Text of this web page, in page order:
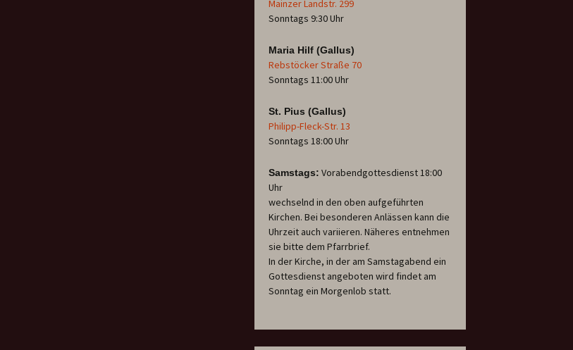
Mainzer Landstr. 299
Sonntags 9:30 Uhr
Maria Hilf (Gallus)
Rebstöcker Straße 70
Sonntags 11:00 Uhr
St. Pius (Gallus)
Philipp-Fleck-Str. 13
Sonntags 18:00 Uhr
Samstags: Vorabendgottesdienst 18:00
Uhr
wechselnd in den oben aufgeführten
Kirchen. Bei besonderen Anlässen kann die
Uhrzeit auch variieren. Näheres entnehmen
sie bitte dem Pfarrbrief.
In der Kirche, in der am Samstagabend ein
Gottesdienst angeboten wird findet am
Sonntag ein Morgenlob statt.